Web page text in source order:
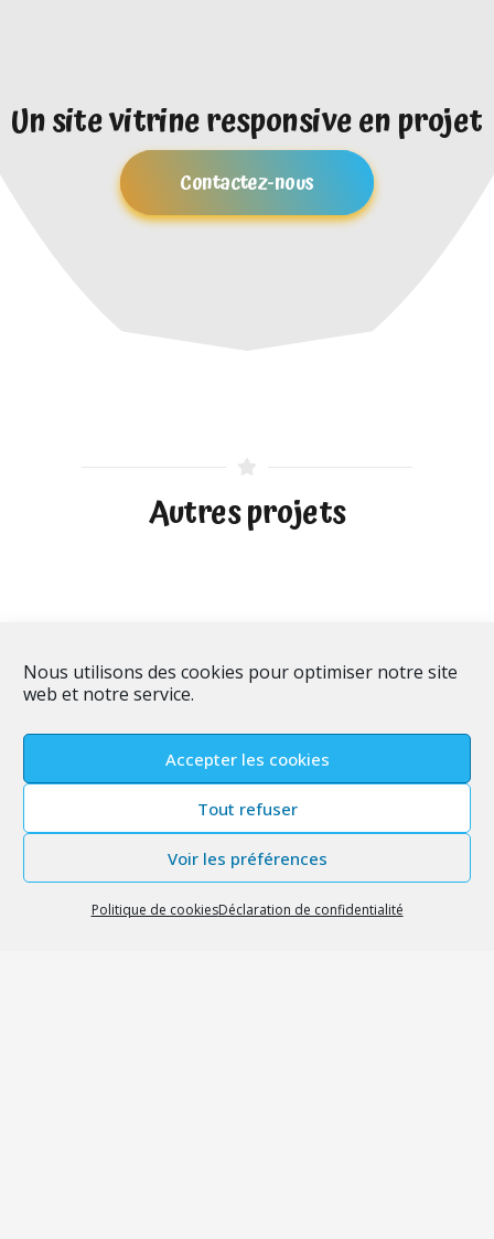
Nous utilisons des cookies pour optimiser notre site
web et notre service.
Accepter les cookies
Tout refuser
Voir les préférences
Politique de cookiesDéclaration de confidentialité
Un site vitrine responsive en projet
Contactez-nous
Autres projets